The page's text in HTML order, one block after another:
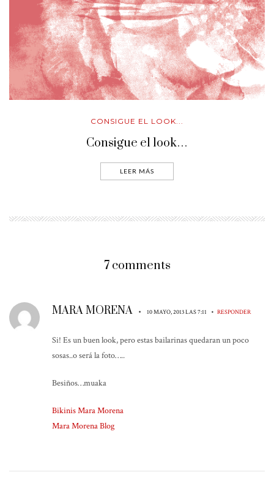
CONSIGUE EL LOOK...
Consigue el look…
LEER MÁS
7 comments
MARA MORENA • 10 MAYO, 2013 LAS 7:11 • RESPONDER
Si! Es un buen look, pero estas bailarinas quedaran un poco
sosas..o será la foto…..
Besiños…muaka
Bikinis Mara Morena
Mara Morena Blog